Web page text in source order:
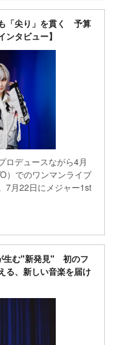
「尖り」を貫く 予算
タビュー】
ロデュースながら4月
）でのワンマンライブ
7月22日にメジャー1st
生む"新発見" 初のフ
る、新しい音楽を届け